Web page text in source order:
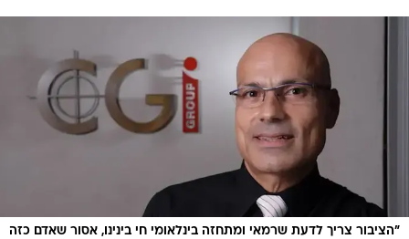
"הציבור צריך לדעת שרמאי ומתחזה בינלאומי חי בינינו, אסור שאדם כזה